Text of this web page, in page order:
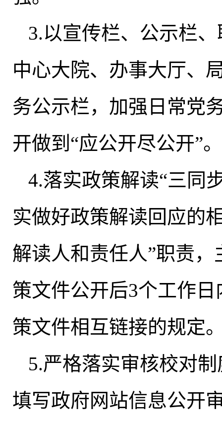
3.以宣传栏、公示栏
中心大院、办事大厅、
务公示栏，加强日常党
开做到“应公开尽公开”。
4.落实政策解读“三同
实做好政策解读回应的
解读人和责任人”职责
策文件公开后3个工作
策文件相互链接的规定
5.严格落实审核校对制
填写政府网站信息公开